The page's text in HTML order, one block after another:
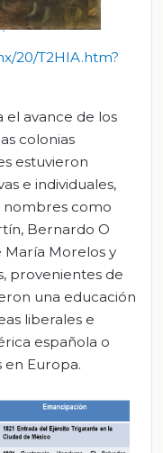
20/T2HIA.htm?
el avance de los
colonias
estuvieron
e individuales,
nombres como
Bernardo O
María Morelos y
provenientes de
una educación
liberales e
española o
en Europa.